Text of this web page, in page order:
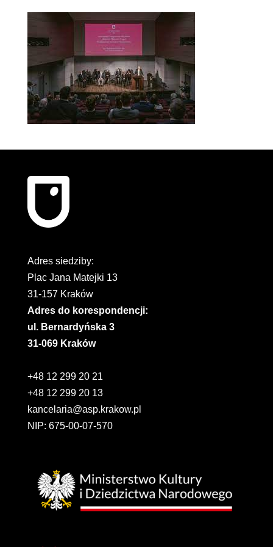
Adres siedziby:
Plac Jana Matejki 13
31-157 Kraków
Adres do korespondencji:
ul. Bernardyńska 3
31-069 Kraków
+48 12 299 20 21
+48 12 299 20 13
kancelaria@asp.krakow.pl
NIP: 675-00-07-570